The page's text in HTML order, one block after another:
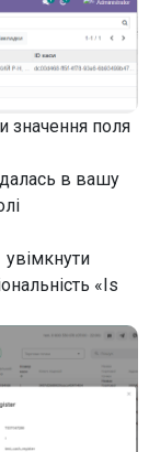
значення поля
в вашу
«Is